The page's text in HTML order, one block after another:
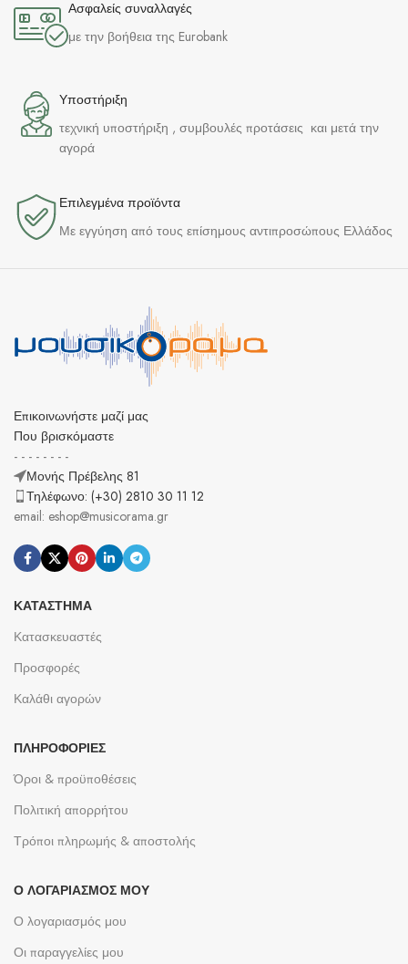
Ασφαλείς συναλλαγές
με την βοήθεια της Eurobank
Υποστήριξη
τεχνική υποστήριξη , συμβουλές προτάσεις και μετά την
αγορά
Επιλεγμένα προϊόντα​
Με εγγύηση από τους επίσημους αντιπροσώπους Ελλάδος
Επικοινωνήστε μαζί μας
Που βρισκόμαστε
- - - - - - - -
Μονής Πρέβελης 81
Τηλέφωνο: (+30) 2810 30 11 12
email: eshop@musicorama.gr
ΚΑΤΆΣΤΗΜΑ
Κατασκευαστές
Προσφορές
Καλάθι αγορών
ΠΛΗΡΟΦΟΡΊΕΣ
Όροι & προϋποθέσεις
Πολιτική απορρήτου
Τρόποι πληρωμής & αποστολής
Ο ΛΟΓΑΡΙΑΣΜΌΣ ΜΟΥ
Ο λογαριασμός μου
Οι παραγγελίες μου